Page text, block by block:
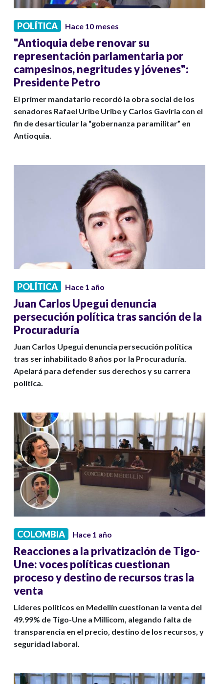
POLÍTICA Hace 10 meses
"Antioquia debe renovar su
representación parlamentaria por
campesinos, negritudes y jóvenes":
Presidente Petro
El primer mandatario recordó la obra social de los
senadores Rafael Uribe Uribe y Carlos Gaviria con el
fin de desarticular la “gobernanza paramilitar” en
Antioquia.
POLÍTICA Hace 1 año
Juan Carlos Upegui denuncia
persecución política tras sanción de la
Procuraduría
Juan Carlos Upegui denuncia persecución política
tras ser inhabilitado 8 años por la Procuraduría.
Apelará para defender sus derechos y su carrera
política.
COLOMBIA Hace 1 año
Reacciones a la privatización de Tigo-
Une: voces políticas cuestionan
proceso y destino de recursos tras la
venta
Líderes políticos en Medellín cuestionan la venta del
49.99% de Tigo-Une a Millicom, alegando falta de
transparencia en el precio, destino de los recursos, y
seguridad laboral.